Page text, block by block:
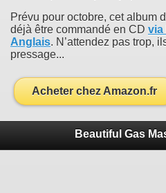
Prévu pour octobre, cet album
déjà être commandé en CD via
Anglais. N’attendez pas trop,
pressage...
Acheter chez Amazon.fr
Beautiful Gas